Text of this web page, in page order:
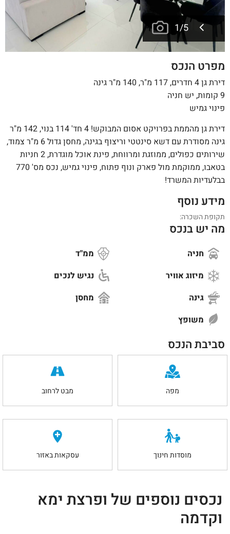
1/5
מפרט הנכס
דירת גן 4 חדרים, 117 מ"ר, 140 מ"ר גינה
9 קומות, יש חניה
פינוי גמיש
דירת גן מהממת בפרויקט אסום המבוקש! 4 חד' 114 בנוי, 142 מ"ר
גינה מסודרת עם דשא סינטטי וריצוף בגינה, מחסן גדול 6 מ"ר צמוד,
שירותים כפולים, ממוזגת ומרווחת, פינת אוכל מוגדרת, 2 חניות
בטאבו, ממוקמת מול פארק ונוף פתוח, פינוי גמיש, נכס מס' 770
בבלעדיות המשרד!
מידע נוסף
תקופת השכרה:
מה יש בנכס
חניה
ממ"ד
מיזוג אוויר
נגיש לנכים
גינה
מחסן
משופץ
סביבת הנכס
מפה מבט לרחוב
מוסדות חינוך עסקאות באזור
נכסים נוספים של ופרצת ימא
וקדמה